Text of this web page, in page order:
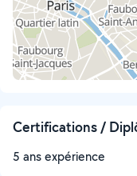
Certifications /
5 ans expérience